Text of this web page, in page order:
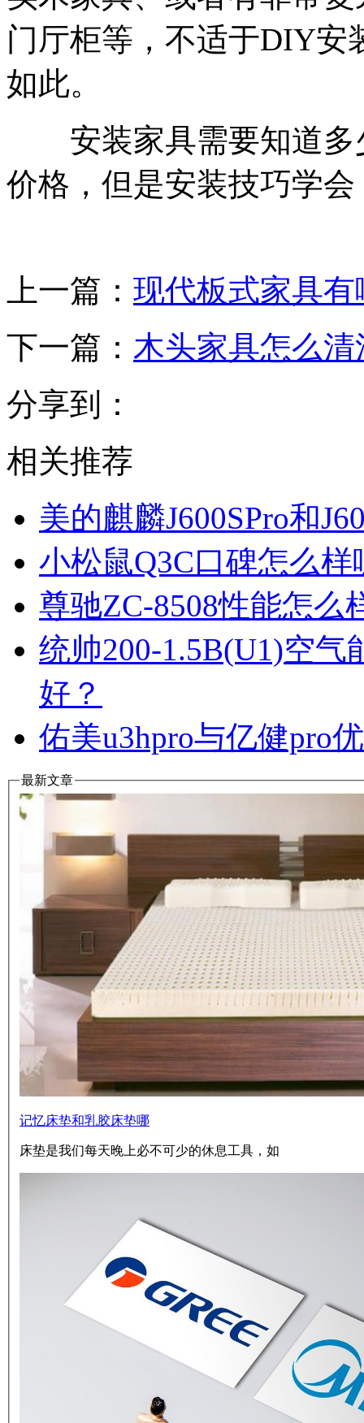
门厅柜等，不适于DIY安
如此。
安装家具需要知道多
价格，但是安装技巧学
上一篇： 现代板式家具
下一篇： 木头家具怎么清
分享到：
相关推荐
美的麒麟J600SPro和
小松鼠Q3C口碑怎么
尊驰ZC-8508性能怎么
统帅200-1.5B(U1)空
好？
佑美u3hpro与亿健pro
最新文章
记忆床垫和乳胶床垫哪
床垫是我们每天晚上必不可少的休息工具，如